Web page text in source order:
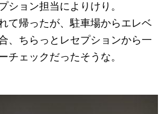
ション担当によりけり。
て帰ったが、駐車場からエレベ
、ちらっとレセプションから一
チェックだったそうな。